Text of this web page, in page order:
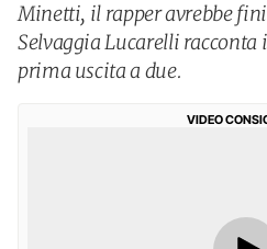
Minetti, il rapper avrebbe
Selvaggia Lucarelli racconta
prima uscita a due.
VIDEO